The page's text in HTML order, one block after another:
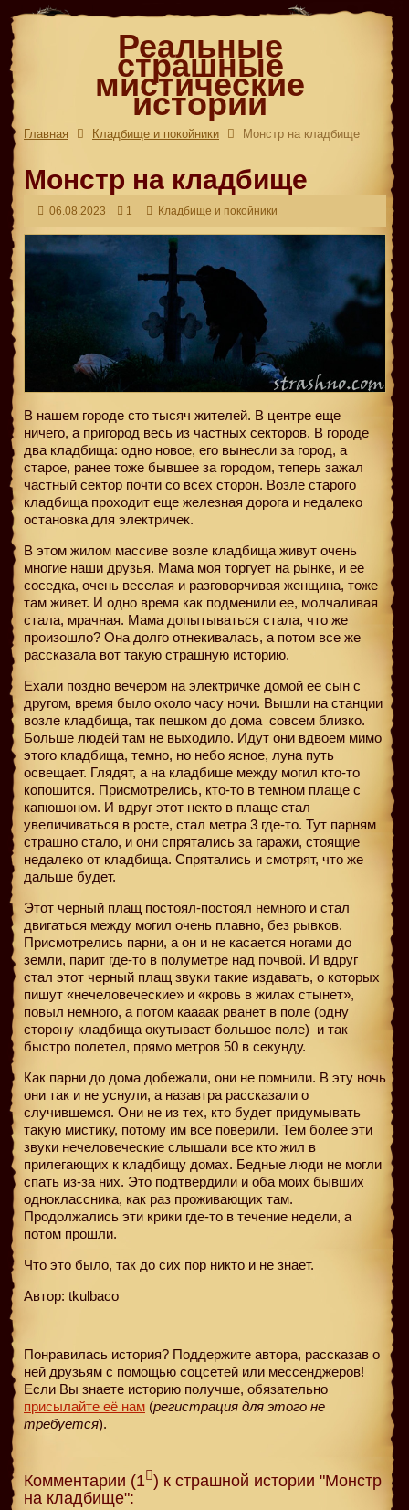
Реальные
страшные
мистические
истории
Главная Кладбище и покойники Монстр на кладбище
Монстр на кладбище
06.08.2023 1 Кладбище и покойники
В нашем городе сто тысяч жителей. В центре еще
ничего, а пригород весь из частных секторов. В городе
два кладбища: одно новое, его вынесли за город, а
старое, ранее тоже бывшее за городом, теперь зажал
частный сектор почти со всех сторон. Возле старого
кладбища проходит еще железная дорога и недалеко
остановка для электричек.
В этом жилом массиве возле кладбища живут очень
многие наши друзья. Мама моя торгует на рынке, и ее
соседка, очень веселая и разговорчивая женщина, тоже
там живет. И одно время как подменили ее, молчаливая
стала, мрачная. Мама допытываться стала, что же
произошло? Она долго отнекивалась, а потом все же
рассказала вот такую страшную историю.
Ехали поздно вечером на электричке домой ее сын с
другом, время было около часу ночи. Вышли на станции
возле кладбища, так пешком до дома совсем близко.
Больше людей там не выходило. Идут они вдвоем мимо
этого кладбища, темно, но небо ясное, луна путь
освещает. Глядят, а на кладбище между могил кто-то
копошится. Присмотрелись, кто-то в темном плаще с
капюшоном. И вдруг этот некто в плаще стал
увеличиваться в росте, стал метра 3 где-то. Тут парням
страшно стало, и они спрятались за гаражи, стоящие
недалеко от кладбища. Спрятались и смотрят, что же
дальше будет.
Этот черный плащ постоял-постоял немного и стал
двигаться между могил очень плавно, без рывков.
Присмотрелись парни, а он и не касается ногами до
земли, парит где-то в полуметре над почвой. И вдруг
стал этот черный плащ звуки такие издавать, о которых
пишут «нечеловеческие» и «кровь в жилах стынет»,
повыл немного, а потом каааак рванет в поле (одну
сторону кладбища окутывает большое поле) и так
быстро полетел, прямо метров 50 в секунду.
Как парни до дома добежали, они не помнили. В эту ночь
они так и не уснули, а назавтра рассказали о
случившемся. Они не из тех, кто будет придумывать
такую мистику, потому им все поверили. Тем более эти
звуки нечеловеческие слышали все кто жил в
прилегающих к кладбищу домах. Бедные люди не могли
спать из-за них. Это подтвердили и оба моих бывших
одноклассника, как раз проживающих там.
Продолжались эти крики где-то в течение недели, а
потом прошли.
Что это было, так до сих пор никто и не знает.
Автор: tkulbaco
Понравилась история? Поддержите автора, рассказав о
ней друзьям с помощью соцсетей или мессенджеров!
Если Вы знаете историю получше, обязательно
присылайте её нам (регистрация для этого не
требуется).
Комментарии (1 ) к страшной истории "Монстр
на кладбище":